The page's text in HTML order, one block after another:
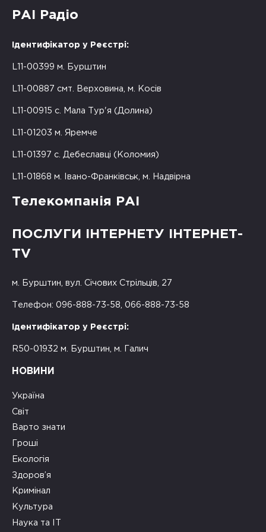
РАІ Радіо
Ідентифікатор у Реєстрі:
L11-00399 м. Бурштин
L11-00887 смт. Верховина, м. Косів
L11-00915 с. Мала Тур'я (Долина)
L11-01203 м. Яремче
L11-01397 с. Дебеславці (Коломия)
L11-01868 м. Івано-Франківськ, м. Надвірна
Телекомпанія РАІ
ПОСЛУГИ ІНТЕРНЕТУ ІНТЕРНЕТ-
TV
м. Бурштин, вул. Січових Стрільців, 27
Телефон: 096-888-73-58, 066-888-73-58
Ідентифікатор у Реєстрі:
R50-01932 м. Бурштин, м. Галич
НОВИНИ
Україна
Світ
Варто знати
Гроші
Екологія
Здоров’я
Кримінал
Культура
Наука та ІТ